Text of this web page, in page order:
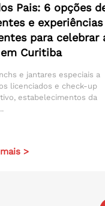
Pais: 6 opções
e experiências
para celebrar
Curitiba
e jantares especiais a
licenciados e check-up
estabelecimentos da
>